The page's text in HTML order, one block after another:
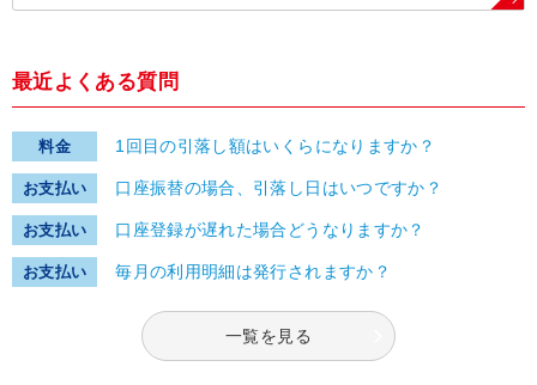
最近よくある質問
料金 1回目の引落し額はいくらになりますか？
お支払い 口座振替の場合、引落し日はいつですか？
お支払い 口座登録が遅れた場合どうなりますか？
お支払い 毎月の利用明細は発行されますか？
一覧を見る